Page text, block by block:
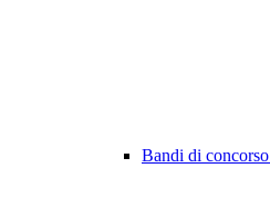
Bandi di concorso